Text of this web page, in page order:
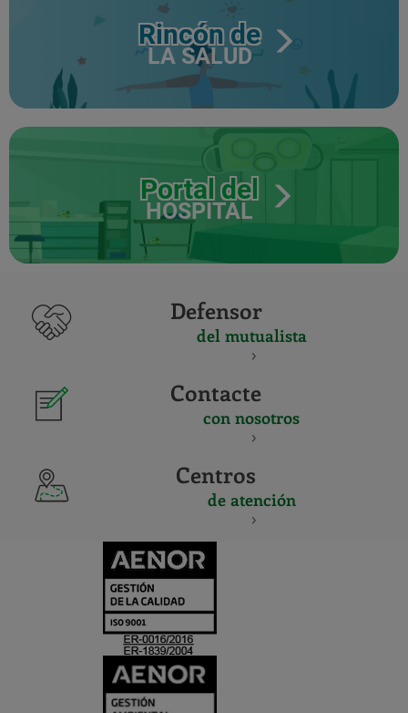
Rincón de
LA SALUD
Portal del
HOSPITAL
Defensor
del mutualista
Contacte
con nosotros
Centros
de atención